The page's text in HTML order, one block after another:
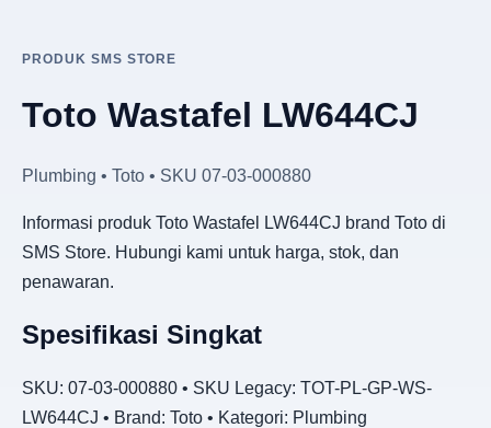
PRODUK SMS STORE
Toto Wastafel LW644CJ
Plumbing • Toto • SKU 07-03-000880
Informasi produk Toto Wastafel LW644CJ brand Toto di
SMS Store. Hubungi kami untuk harga, stok, dan
penawaran.
Spesifikasi Singkat
SKU: 07-03-000880 • SKU Legacy: TOT-PL-GP-WS-
LW644CJ • Brand: Toto • Kategori: Plumbing